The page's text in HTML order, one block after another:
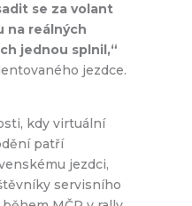
se za volant
na reálných
jednou splnil,“
jezdce.
kdy virtuální
patří
jezdci,
servisního